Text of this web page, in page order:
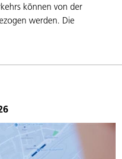
können von der
werden. Die